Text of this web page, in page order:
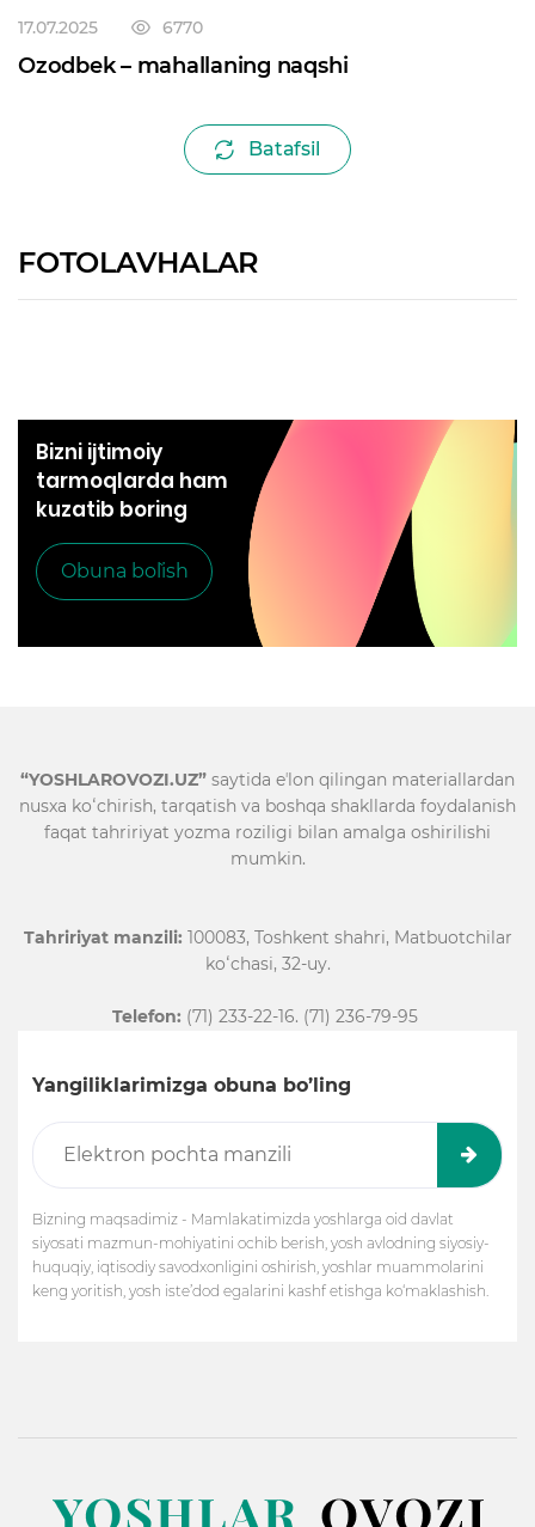
17.07.2025 6770
Ozodbek – mahallaning naqshi
Batafsil
FOTOLAVHALAR
Bizni ijtimoiy
tarmoqlarda ham
kuzatib boring
Obuna bo`lish
“YOSHLAROVOZI.UZ” saytida eʼlon qilingan materiallardan
nusxa koʻchirish, tarqatish va boshqa shakllarda foydalanish
faqat tahririyat yozma roziligi bilan amalga oshirilishi
mumkin.
Tahririyat manzili: 100083, Toshkent shahri, Matbuotchilar
koʻchasi, 32-uy.
Telefon: (71) 233-22-16. (71) 236-79-95
Yangiliklarimizga obuna bo’ling
Bizning maqsadimiz - Mamlakatimizda yoshlarga oid davlat
siyosati mazmun-mohiyatini ochib berish, yosh avlodning siyosiy-
huquqiy, iqtisodiy savodxonligini oshirish, yoshlar muammolarini
keng yoritish, yosh iste’dod egalarini kashf etishga ko‘maklashish.